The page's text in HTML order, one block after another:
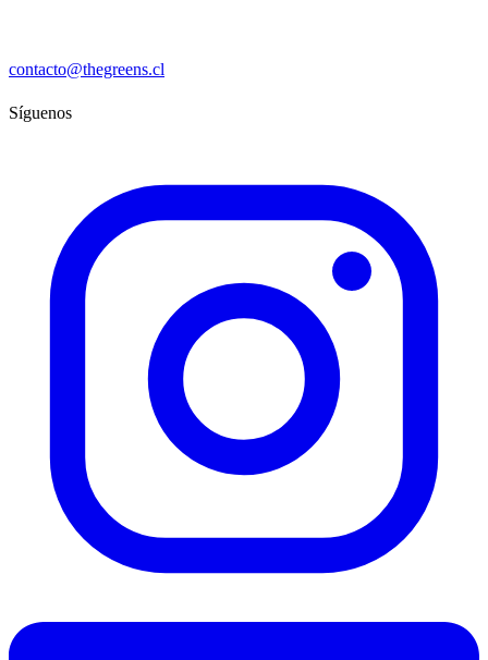
contacto@thegreens.cl
Síguenos